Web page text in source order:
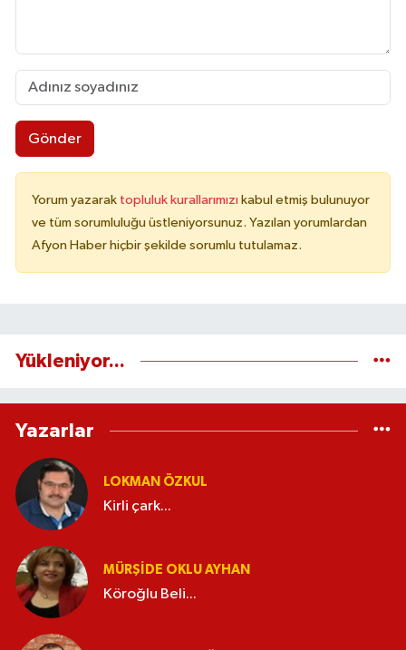
Gönder
Yorum yazarak topluluk kurallarımızı kabul etmiş bulunuyor
ve tüm sorumluluğu üstleniyorsunuz. Yazılan yorumlardan
Afyon Haber hiçbir şekilde sorumlu tutulamaz.
Yükleniyor...
Yazarlar
LOKMAN ÖZKUL
Kirli çark...
MÜRŞIDE OKLU AYHAN
Köroğlu Beli...